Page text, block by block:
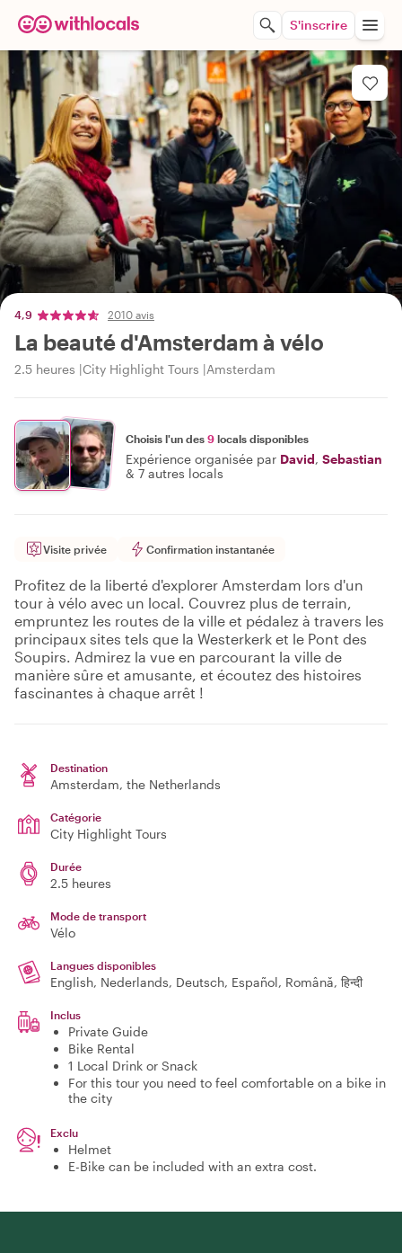
S'inscrire
4,9 2010 avis
La beauté d'Amsterdam à vélo
2.5 heures City Highlight Tours Amsterdam
Choisis l'un des 9 locals disponibles
Expérience organisée par David, Sebastian
& 7 autres locals
Visite privée Confirmation instantanée
Profitez de la liberté d'explorer Amsterdam lors d'un
tour à vélo avec un local. Couvrez plus de terrain,
empruntez les routes de la ville et pédalez à travers les
principaux sites tels que la Westerkerk et le Pont des
Soupirs. Admirez la vue en parcourant la ville de
manière sûre et amusante, et écoutez des histoires
fascinantes à chaque arrêt !
Destination
Amsterdam, the Netherlands
Catégorie
City Highlight Tours
Durée
2.5 heures
Mode de transport
Vélo
Langues disponibles
English, Nederlands, Deutsch, Español, Română, हिन्दी
Inclus
Private Guide
Bike Rental
1 Local Drink or Snack
For this tour you need to feel comfortable on a bike in
the city
Exclu
Helmet
E-Bike can be included with an extra cost.